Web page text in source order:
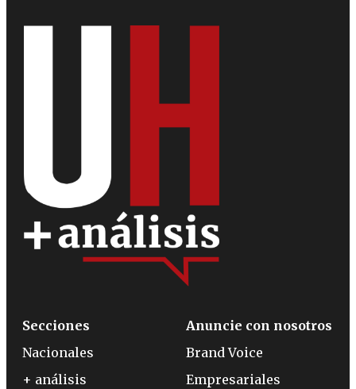
Secciones
Nacionales
+ análisis
Anuncie con nosotros
Brand Voice
Empresariales